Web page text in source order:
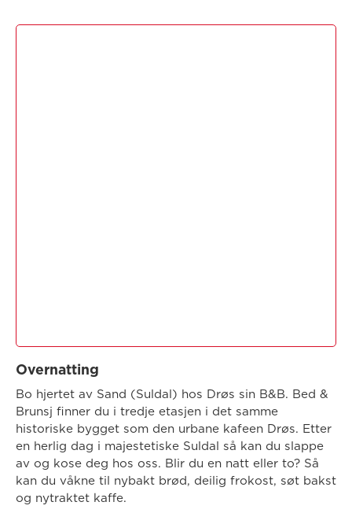
Overnatting
Bo hjertet av Sand (Suldal) hos Drøs sin B&B. Bed &
Brunsj finner du i tredje etasjen i det samme
historiske bygget som den urbane kafeen Drøs. Etter
en herlig dag i majestetiske Suldal så kan du slappe
av og kose deg hos oss. Blir du en natt eller to? Så
kan du våkne til nybakt brød, deilig frokost, søt bakst
og nytraktet kaffe.